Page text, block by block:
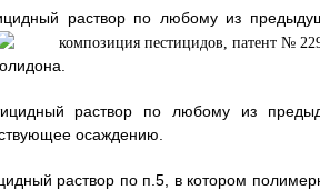
раствор по любому из
раствор по любому из
осаждению.
раствор по п.5, в котором